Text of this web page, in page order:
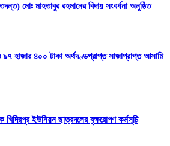
মোঃ মাহতাবুর রহমানের বিদায় সংবর্ধনা অনুষ্ঠিত
হাজার ৪০০ টাকা অর্থদণ্ডপ্রাপ্ত সাজাপ্রাপ্ত আসামি
খিদিরপুর ইউনিয়ন ছাত্রদলের বৃক্ষরোপণ কর্মসূচি